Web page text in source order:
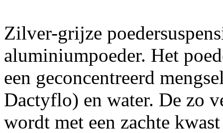
Zilver-grijze
aluminiumpoeder. Het
een geconcentreerd
Dactyflo) en water. De zo
wordt met een zachte